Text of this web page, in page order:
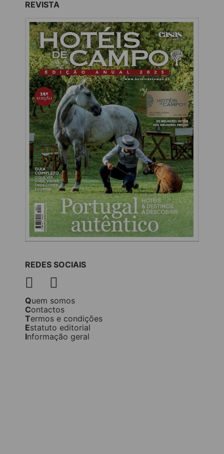
REVISTA
REDES SOCIAIS
Quem somos
Contactos
Termos e condições
Estatuto editorial
Informação geral